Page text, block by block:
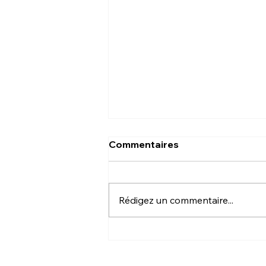
Commentaires
Rédigez un commentaire...